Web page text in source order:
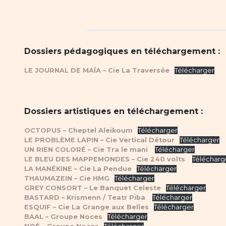
Dossiers pédagogiques en téléchargement :
LE JOURNAL DE MAÏA – Cie La Traversée Télécharger
Dossiers artistiques en téléchargement :
OCTOPUS – Cheptel Aleikoum
Télécharger
LE PROBLÈME LAPIN – Cie Vertical Détour
Télécharger
UN RIEN COLORÉ – Cie Tra le mani
Télécharger
LE BLEU DES MAPPEMONDES – Cie 240 volts
LA MANÉKINE – Cie La Pendue
Télécharger
THAUMAZEIN – Cie HMG
Télécharger
GREY CONSORT – Le Banquet Celeste
Télécharger
BASTARD – Krismenn / Teatr Piba
Télécharger
ESQUIF – Cie La Grange aux Belles
Télécharger
BAAL – Groupe Noces
Télécharger